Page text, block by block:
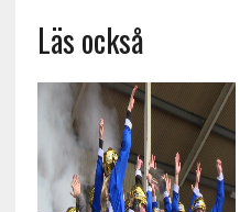
Läs också